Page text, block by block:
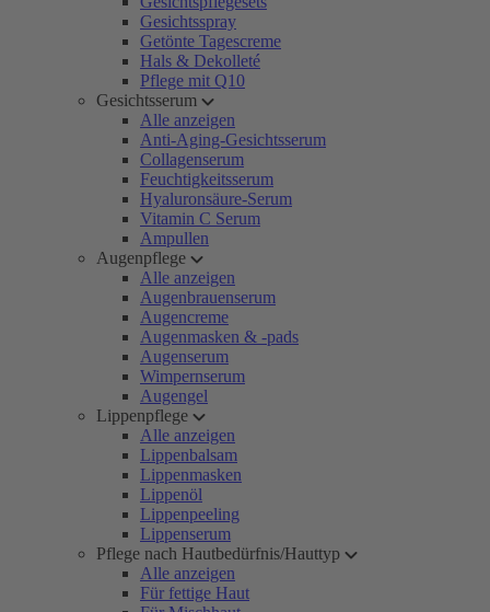
Gesichtsspray
Getönte Tagescreme
Hals & Dekolleté
Pflege mit Q10
Gesichtsserum
Alle anzeigen
Anti-Aging-Gesichtsserum
Collagenserum
Feuchtigkeitsserum
Hyaluronsäure-Serum
Vitamin C Serum
Ampullen
Augenpflege
Alle anzeigen
Augenbrauenserum
Augencreme
Augenmasken & -pads
Augenserum
Wimpernserum
Augengel
Lippenpflege
Alle anzeigen
Lippenbalsam
Lippenmasken
Lippenöl
Lippenpeeling
Lippenserum
Pflege nach Hautbedürfnis/Hauttyp
Alle anzeigen
Für fettige Haut